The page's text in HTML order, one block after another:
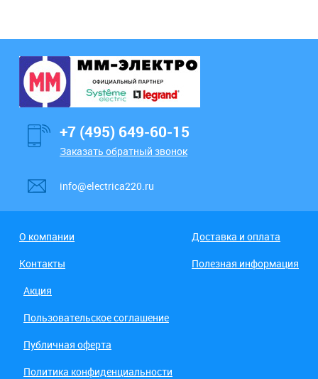
+7 (495) 649-60-15
Заказать обратный звонок
info@electrica220.ru
О компании
Доставка и оплата
Контакты
Полезная информация
Акция
Пользовательское соглашение
Публичная оферта
Политика конфиденциальности